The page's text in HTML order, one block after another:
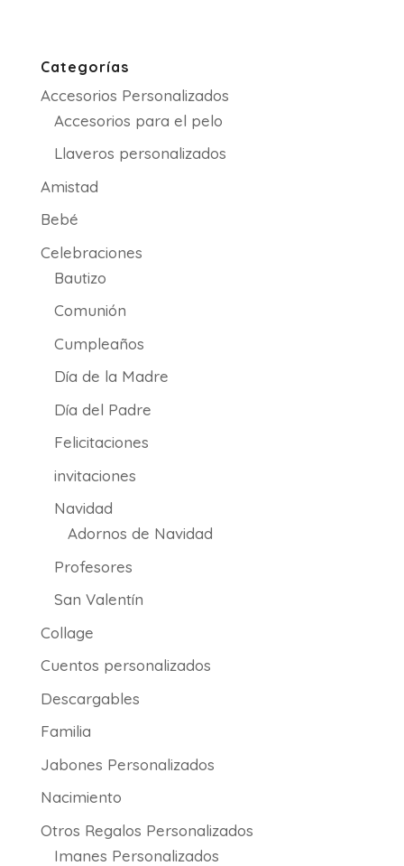
hasta
26.00€
Categorías
Accesorios Personalizados
Accesorios para el pelo
Llaveros personalizados
Amistad
Bebé
Celebraciones
Bautizo
Comunión
Cumpleaños
Día de la Madre
Día del Padre
Felicitaciones
invitaciones
Navidad
Adornos de Navidad
Profesores
San Valentín
Collage
Cuentos personalizados
Descargables
Familia
Jabones Personalizados
Nacimiento
Otros Regalos Personalizados
Imanes Personalizados